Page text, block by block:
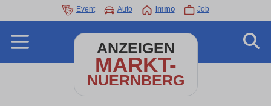
Event Auto Immo Job
ANZEIGEN
MARKT-
NUERNBERG